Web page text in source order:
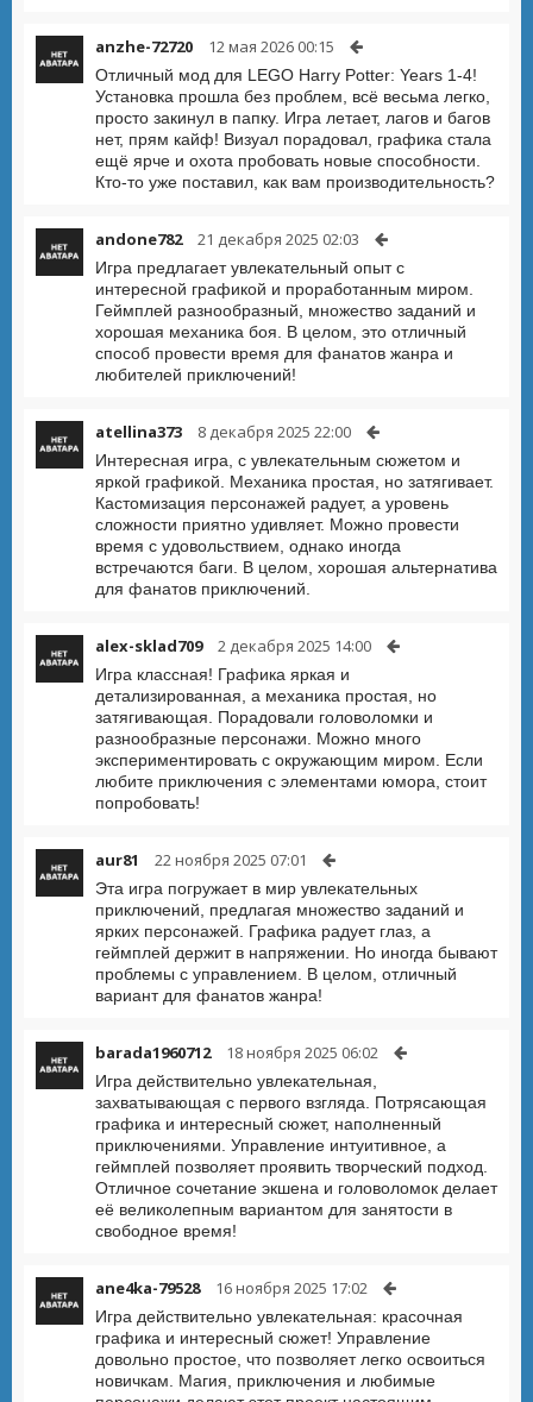
anzhe-72720 12 мая 2026 00:15
Отличный мод для LEGO Harry Potter: Years 1-4!
Установка прошла без проблем, всё весьма легко,
просто закинул в папку. Игра летает, лагов и багов
нет, прям кайф! Визуал порадовал, графика стала
ещё ярче и охота пробовать новые способности.
Кто-то уже поставил, как вам производительность?
andone782 21 декабря 2025 02:03
Игра предлагает увлекательный опыт с
интересной графикой и проработанным миром.
Геймплей разнообразный, множество заданий и
хорошая механика боя. В целом, это отличный
способ провести время для фанатов жанра и
любителей приключений!
atellina373 8 декабря 2025 22:00
Интересная игра, с увлекательным сюжетом и
яркой графикой. Механика простая, но затягивает.
Кастомизация персонажей радует, а уровень
сложности приятно удивляет. Можно провести
время с удовольствием, однако иногда
встречаются баги. В целом, хорошая альтернатива
для фанатов приключений.
alex-sklad709 2 декабря 2025 14:00
Игра классная! Графика яркая и
детализированная, а механика простая, но
затягивающая. Порадовали головоломки и
разнообразные персонажи. Можно много
экспериментировать с окружающим миром. Если
любите приключения с элементами юмора, стоит
попробовать!
aur81 22 ноября 2025 07:01
Эта игра погружает в мир увлекательных
приключений, предлагая множество заданий и
ярких персонажей. Графика радует глаз, а
геймплей держит в напряжении. Но иногда бывают
проблемы с управлением. В целом, отличный
вариант для фанатов жанра!
barada1960712 18 ноября 2025 06:02
Игра действительно увлекательная,
захватывающая с первого взгляда. Потрясающая
графика и интересный сюжет, наполненный
приключениями. Управление интуитивное, а
геймплей позволяет проявить творческий подход.
Отличное сочетание экшена и головоломок делает
её великолепным вариантом для занятости в
свободное время!
ane4ka-79528 16 ноября 2025 17:02
Игра действительно увлекательная: красочная
графика и интересный сюжет! Управление
довольно простое, что позволяет легко освоиться
новичкам. Магия, приключения и любимые